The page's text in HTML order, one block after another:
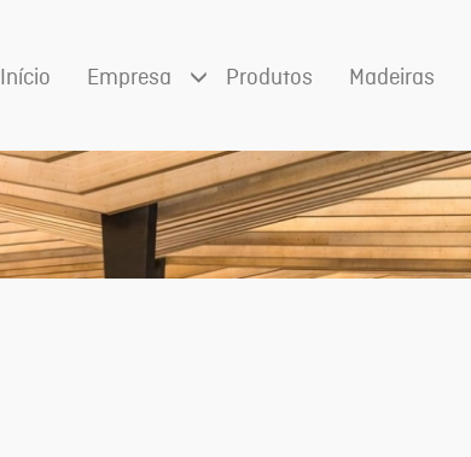
Início Empresa Produtos Madeiras